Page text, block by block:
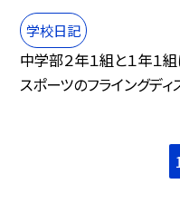
学校日記
中学部２年１組と１年１
スポーツのフライングディ